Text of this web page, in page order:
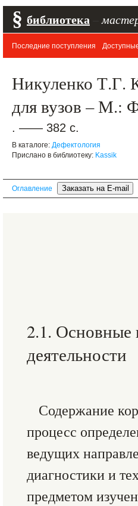
§ библиотека
Последние поступления
Никуленко Т.Г.
для вузов – М.:
. —— 382 с.
В каталоге: Дефектология
Прислано в библиотеку: Kassik
Оглавление
2.1. Основные
деятельности
Содержание
процесс
ведущих
диагностики и
предметом